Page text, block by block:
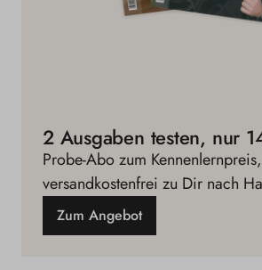
2 Ausgaben testen, nur
Probe-Abo zum Kennenlernpreis,
versandkostenfrei zu Dir nach
Zum Angebot